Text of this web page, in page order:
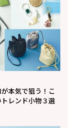
本気で狙う！こ
レンド小物３選